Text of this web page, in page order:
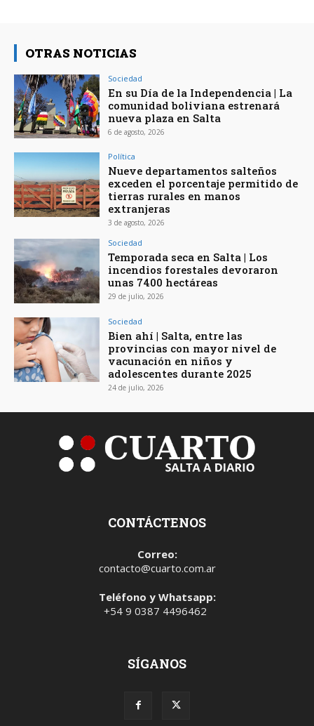
OTRAS NOTICIAS
Sociedad
En su Día de la Independencia | La
comunidad boliviana estrenará
nueva plaza en Salta
6 de agosto, 2026
Política
Nueve departamentos salteños
exceden el porcentaje permitido de
tierras rurales en manos
extranjeras
3 de agosto, 2026
Sociedad
Temporada seca en Salta | Los
incendios forestales devoraron
unas 7400 hectáreas
29 de julio, 2026
Sociedad
Bien ahí | Salta, entre las
provincias con mayor nivel de
vacunación en niños y
adolescentes durante 2025
24 de julio, 2026
CONTÁCTENOS
Correo:
contacto@cuarto.com.ar
Teléfono y Whatsapp:
+54 9 0387 4496462
SÍGANOS